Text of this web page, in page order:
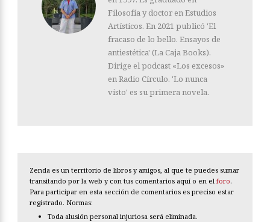
Filosofía y doctor en Estudios
Artísticos. En 2021 publicó 'El
fracaso de lo bello. Ensayos de
antiestética' (La Caja Books).
Dirige el podcast «Los excesos»
en Radio Círculo. 'Lo nunca
visto' es su primera novela.
Zenda es un territorio de libros y amigos, al que te puedes sumar
transitando por la web y con tus comentarios aquí o en el foro.
Para participar en esta sección de comentarios es preciso estar
registrado. Normas:
Toda alusión personal injuriosa será eliminada.